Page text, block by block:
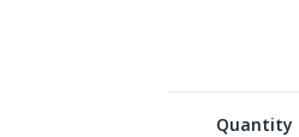
Quantity